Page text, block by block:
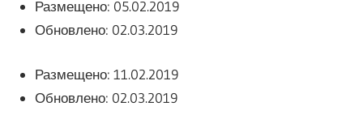
Размещено: 05.02.2019
Обновлено: 02.03.2019
Размещено: 11.02.2019
Обновлено: 02.03.2019